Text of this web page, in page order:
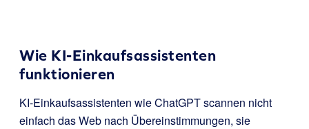
Wie KI-Einkaufsassistenten
funktionieren
KI-Einkaufsassistenten wie ChatGPT scannen nicht
einfach das Web nach Übereinstimmungen, sie